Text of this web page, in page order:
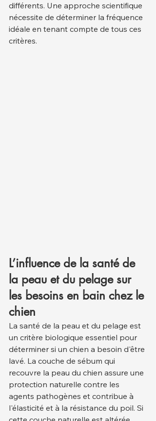
différents. Une approche scientifique
nécessite de déterminer la fréquence
idéale en tenant compte de tous ces
critères.
L’influence de la santé de
la peau et du pelage sur
les besoins en bain chez le
chien
La santé de la peau et du pelage est
un critère biologique essentiel pour
déterminer si un chien a besoin d'être
lavé. La couche de sébum qui
recouvre la peau du chien assure une
protection naturelle contre les
agents pathogènes et contribue à
l'élasticité et à la résistance du poil. Si